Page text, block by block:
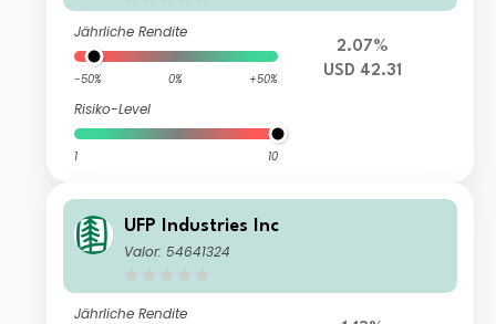
Jährliche Rendite
-50% 0% +50%
Risiko-Level
1 10
2.07%
USD 42.31
UFP Industries Inc
Valor: 54641324
Jährliche Rendite